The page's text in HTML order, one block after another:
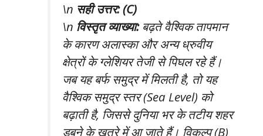
\n सही उत्तर: (C)
\n विस्तृत व्याख्या:बढ़ते वैश्विक तापमान
के कारण अलास्का और अन्य ध्रुवीय
क्षेत्रों के ग्लेशियर तेजी से पिघल रहे हैं।
जब यह बर्फ समुद्र में मिलती है, तो यह
वैश्विक समुद्र स्तर (Sea Level) को
बढ़ाती है, जिससे दुनिया भर के तटीय शहर
डूबने के खतरे में आ जाते हैं। विकल्प (B)